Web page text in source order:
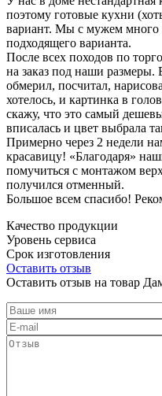
поэтому готовые кухни
вариант. Мы с мужем много
подходящего варианта.
После всех походов по
на заказ под наши
обмерил, посчитал,
хотелось, и картинка в
скажу, что это самый
вписалась и цвет выбрала
Примерно через 2 недели
красавицу! «Благодаря»
помучиться с монтажом
получился отменный.
Большое всем спасибо!
Качество продукции
Уровень сервиса
Срок изготовления
Оставить отзыв
Оставить отзыв на товар